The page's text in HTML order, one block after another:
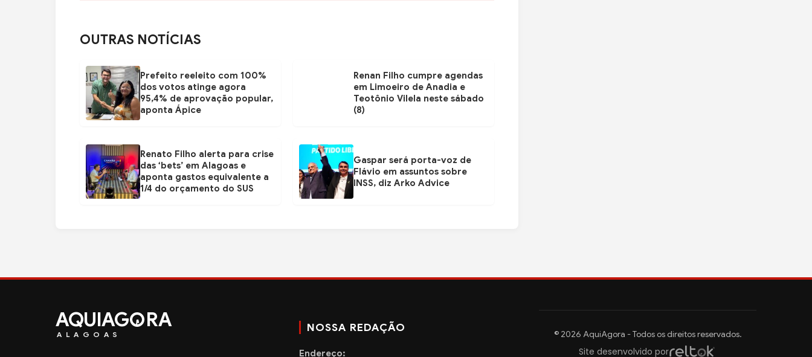
OUTRAS NOTÍCIAS
Prefeito reeleito com 100%
dos votos atinge agora
95,4% de aprovação popular,
aponta Ápice
Renan Filho cumpre agendas
em Limoeiro de Anadia e
Teotônio Vilela neste sábado
(8)
Renato Filho alerta para crise
das ‘bets’ em Alagoas e
aponta gastos equivalente a
1/4 do orçamento do SUS
Gaspar será porta-voz de
Flávio em assuntos sobre
INSS, diz Arko Advice
AQUIAG RA
ALAGOAS
NOSSA REDAÇÃO
Endereço:
© 2026 AquiAgora - Todos os direitos reservados.
Site desenvolvido por